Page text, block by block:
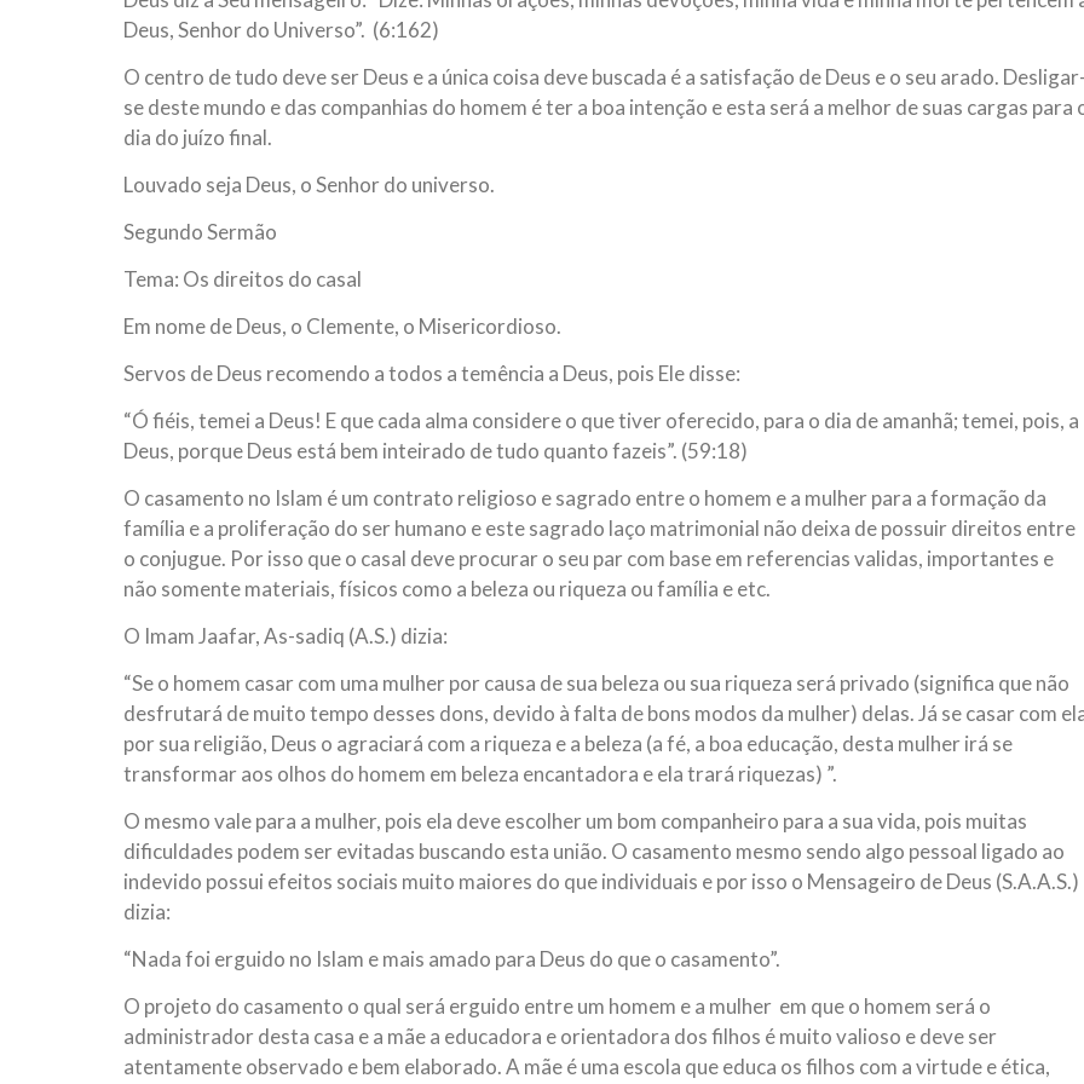
Deus, Senhor do Universo”. (6:162)
O centro de tudo deve ser Deus e a única coisa deve buscada é a satisfação de Deus e o seu arado.
se deste mundo e das companhias do homem é ter a boa intenção e esta será a melhor de suas cargas para
dia do juízo final.
Louvado seja Deus, o Senhor do universo.
Segundo Sermão
Tema: Os direitos do casal
Em nome de Deus, o Clemente, o Misericordioso.
Servos de Deus recomendo a todos a temência a Deus, pois Ele disse:
“Ó fiéis, temei a Deus! E que cada alma considere o que tiver oferecido, para o dia de amanhã; temei, pois, a
Deus, porque Deus está bem inteirado de tudo quanto fazeis”. (59:18)
O casamento no Islam é um contrato religioso e sagrado entre o homem e a mulher para a formação da
família e a proliferação do ser humano e este sagrado laço matrimonial não deixa de possuir direitos entre
o conjugue. Por isso que o casal deve procurar o seu par com base em referencias validas, importantes e
não somente materiais, físicos como a beleza ou riqueza ou família e etc.
O Imam Jaafar, As-sadiq (A.S.) dizia:
“Se o homem casar com uma mulher por causa de sua beleza ou sua riqueza será privado (significa que não
desfrutará de muito tempo desses dons, devido à falta de bons modos da mulher) delas. Já se casar com
por sua religião, Deus o agraciará com a riqueza e a beleza (a fé, a boa educação, desta mulher irá se
transformar aos olhos do homem em beleza encantadora e ela trará riquezas) ”.
O mesmo vale para a mulher, pois ela deve escolher um bom companheiro para a sua vida, pois muitas
dificuldades podem ser evitadas buscando esta união. O casamento mesmo sendo algo pessoal ligado ao
indevido possui efeitos sociais muito maiores do que individuais e por isso o Mensageiro de Deus (S.A.A.S.)
dizia:
“Nada foi erguido no Islam e mais amado para Deus do que o casamento”.
O projeto do casamento o qual será erguido entre um homem e a mulher em que o homem será o
administrador desta casa e a mãe a educadora e orientadora dos filhos é muito valioso e deve ser
atentamente observado e bem elaborado. A mãe é uma escola que educa os filhos com a virtude e ética,